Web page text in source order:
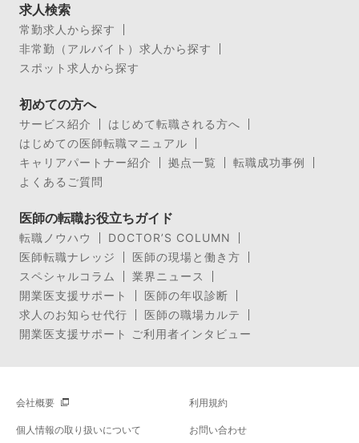
求人検索
常勤求人から探す
非常勤（アルバイト）求人から探す
スポット求人から探す
初めての方へ
サービス紹介
はじめて転職される方へ
はじめての医師転職マニュアル
キャリアパートナー紹介
拠点一覧
転職成功事例
よくあるご質問
医師の転職お役立ちガイド
転職ノウハウ
DOCTOR’S COLUMN
医師転職ナレッジ
医師の現場と働き方
スペシャルコラム
業界ニュース
開業医支援サポート
医師の年収診断
求人のお知らせ代行
医師の職場カルテ
開業医支援サポート ご利用者インタビュー
会社概要 利用規約
個人情報の取り扱いについて お問い合わせ